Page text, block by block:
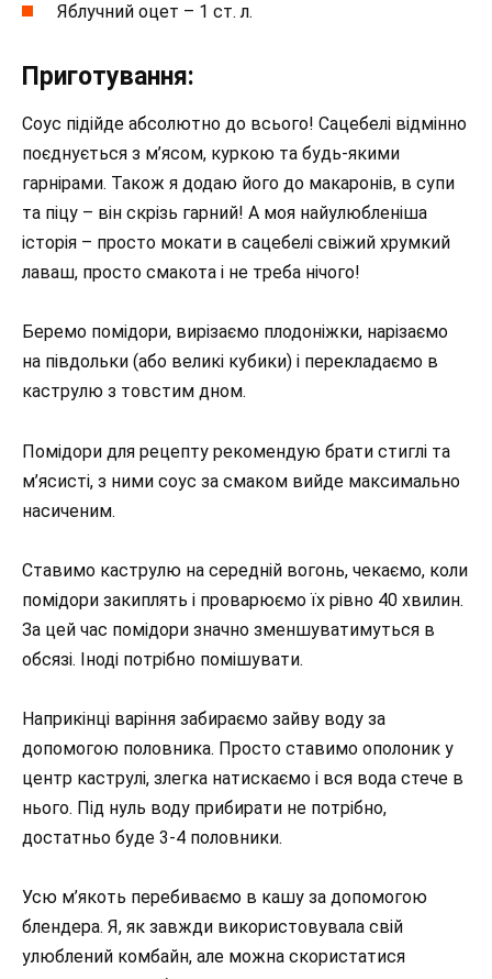
Яблучний оцет – 1 ст. л.
Приготування:
Соус підійде абсолютно до всього! Сацебелі відмінно
поєднується з м’ясом, куркою та будь-якими
гарнірами. Також я додаю його до макаронів, в супи
та піцу – він скрізь гарний! А моя найулюбленіша
історія – просто мокати в сацебелі свіжий хрумкий
лаваш, просто смакота і не треба нічого!
Беремо помідори, вирізаємо плодоніжки, нарізаємо
на півдольки (або великі кубики) і перекладаємо в
каструлю з товстим дном.
Помідори для рецепту рекомендую брати стиглі та
м’ясисті, з ними соус за смаком вийде максимально
насиченим.
Ставимо каструлю на середній вогонь, чекаємо, коли
помідори закиплять і проварюємо їх рівно 40 хвилин.
За цей час помідори значно зменшуватимуться в
обсязі. Іноді потрібно помішувати.
Наприкінці варіння забираємо зайву воду за
допомогою половника. Просто ставимо ополоник у
центр каструлі, злегка натискаємо і вся вода стече в
нього. Під нуль воду прибирати не потрібно,
достатньо буде 3-4 половники.
Усю м’якоть перебиваємо в кашу за допомогою
блендера. Я, як завжди використовувала свій
улюблений комбайн, але можна скористатися